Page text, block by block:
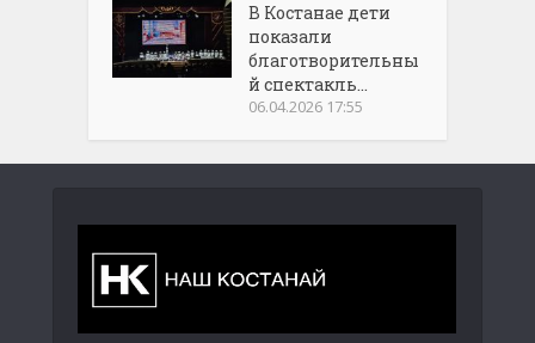
В Костанае дети
показали
благотворительны
й спектакль...
06.04.2026 17:55